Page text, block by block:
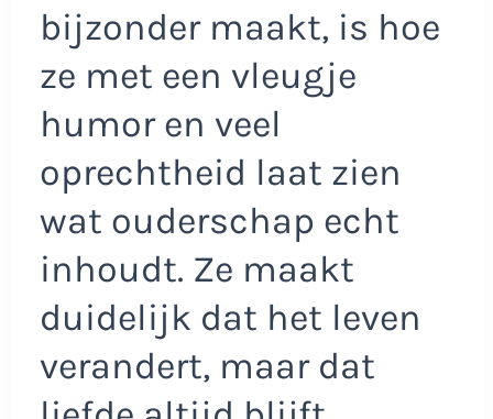
bijzonder maakt, is hoe
ze met een vleugje
humor en veel
oprechtheid laat zien
wat ouderschap echt
inhoudt. Ze maakt
duidelijk dat het leven
verandert, maar dat